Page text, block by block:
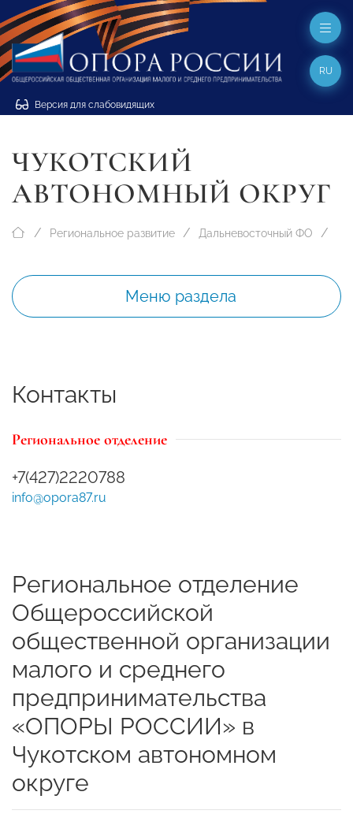
Версия для слабовидящих
RU
ЧУКОТСКИЙ
АВТОНОМНЫЙ ОКРУГ
Региональное развитие Дальневосточный ФО
Меню раздела
Контакты
Региональное отделение
+7(427)2220788
info@opora87.ru
Региональное отделение
Общероссийской
общественной организации
малого и среднего
предпринимательства
«ОПОРЫ РОССИИ» в
Чукотском автономном
округе